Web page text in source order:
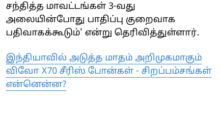
சந்தித்த மாவட்டங்கள் 3-வது
அலையின்போது பாதிப்பு குறைவாக
பதிவாகக்கூடும்' என்று தெரிவித்துள்ளார்.
இந்தியாவில் அடுத்த மாதம் அறிமுகமாகும்
விவோ X70 சீரிஸ் போன்கள் - சிறப்பம்சங்கள்
என்னென்ன?